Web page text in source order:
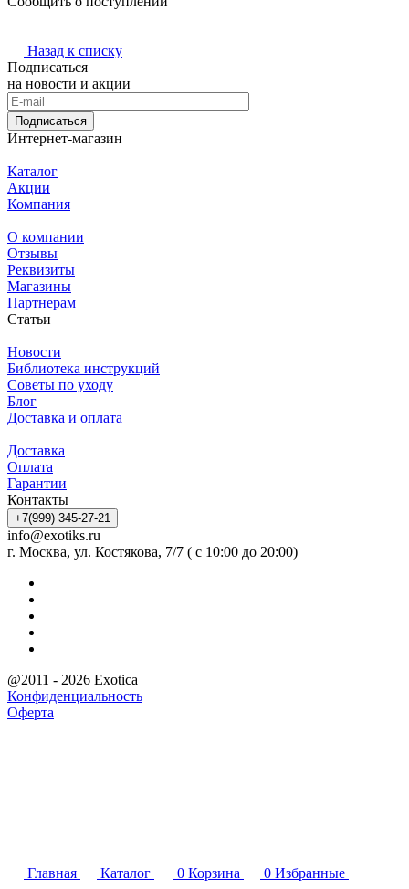
Назад к списку
Подписаться
на новости и акции
Подписаться
Интернет-магазин
Каталог
Акции
Компания
О компании
Отзывы
Реквизиты
Магазины
Партнерам
Статьи
Новости
Библиотека инструкций
Советы по уходу
Блог
Доставка и оплата
Доставка
Оплата
Гарантии
Контакты
+7(999) 345-27-21
info@exotiks.ru
г. Москва, ул. Костякова, 7/7 ( с 10:00 до 20:00)
@2011 - 2026 Exotica
Конфиденциальность
Оферта
Главная Каталог 0 Корзина 0 Избранные